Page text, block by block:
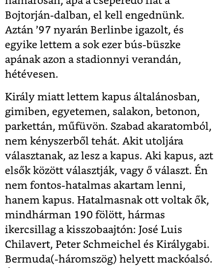
Bojtorján-dalban, el kell engednünk.
Aztán ’97 nyarán Berlinbe igazolt, és
egyike lettem a sok ezer bús-büszke
apának azon a stadionnyi verandán,
hétévesen.
Király miatt lettem kapus általánosban,
gimiben, egyetemen, salakon, betonon,
parkettán, műfüvön. Szabad akaratomból,
nem kényszerből tehát. Akit utoljára
választanak, az lesz a kapus. Aki kapus, azt
elsők között választják, vagy ő választ. Én
nem fontos-hatalmas akartam lenni,
hanem kapus. Hatalmasnak ott voltak ők,
mindhárman 190 fölött, hármas
ikercsillag a kisszobaajtón: José Luis
Chilavert, Peter Schmeichel és Királygabi.
Bermuda(-háromszög) helyett mackóalsó.